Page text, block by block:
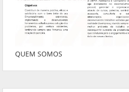
QUEM SOMOS